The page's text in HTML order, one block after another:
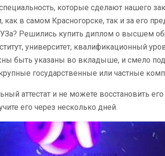
которые сделают нашего
в самом Красногорске, так и за его
Решились купить диплом о высшем
университет, квалификационный
быть указаны во вкладыше, и смело
государственные или частные
аттестат и не можете восстановить
его через несколько дней.